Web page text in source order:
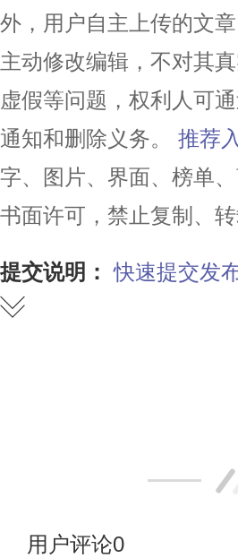
外，用户自主上传的文
主动修改编辑，不对其
虚假等问题，权利人可
通知和删除义务。
推荐
字、图片、界面、榜单
书面许可，禁止复制、转
提交说明： 快速提交发
用户评论0